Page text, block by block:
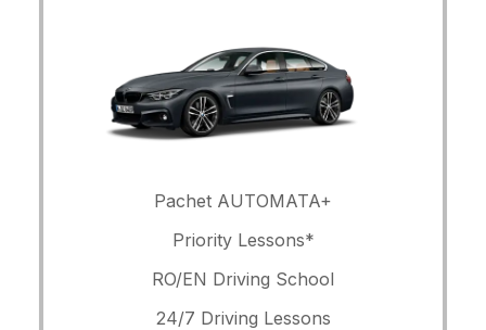
Pachet AUTOMATA+
Priority Lessons*
RO/EN Driving School
24/7 Driving Lessons